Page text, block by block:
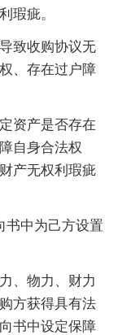
瑕疵。
致收购协议无
、存在过户障
资产是否存在
自身合法权
产无权利瑕疵
书中为己方设置
、物力、财力
方获得具有法
书中设定保障